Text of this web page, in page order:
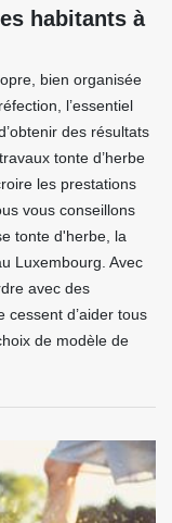
habitants à
bien organisée
l’essentiel
des résultats
tonte d’herbe
les prestations
vous conseillons
tonte d'herbe, la
Luxembourg. Avec
avec des
cessent d’aider tous
de modèle de